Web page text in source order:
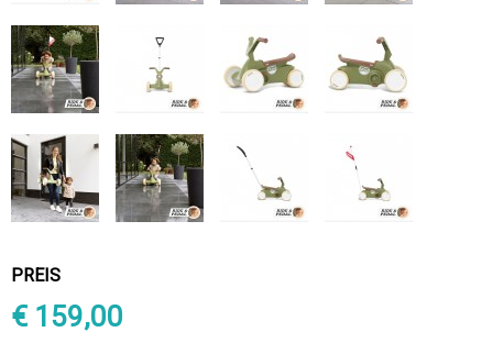
PREIS
€ 159,00